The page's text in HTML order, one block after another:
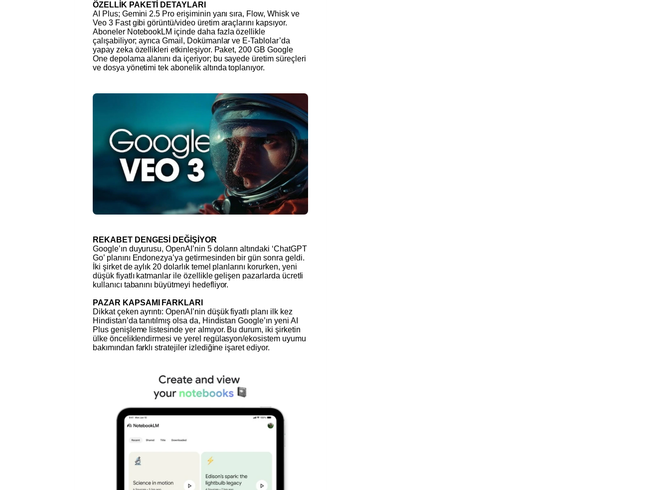
ÖZELLİK PAKETİ DETAYLARI
AI Plus; Gemini 2.5 Pro erişiminin yanı sıra, Flow, Whisk ve
Veo 3 Fast gibi görüntü/video üretim araçlarını kapsıyor.
Aboneler NotebookLM içinde daha fazla özellikle
çalışabiliyor; ayrıca Gmail, Dokümanlar ve E-Tablolar’da
yapay zeka özellikleri etkinleşiyor. Paket, 200 GB Google
One depolama alanını da içeriyor; bu sayede üretim süreçleri
ve dosya yönetimi tek abonelik altında toplanıyor.
REKABET DENGESİ DEĞİŞİYOR
Google’ın duyurusu, OpenAI’nin 5 doların altındaki ‘ChatGPT
Go’ planını Endonezya’ya getirmesinden bir gün sonra geldi.
İki şirket de aylık 20 dolarlık temel planlarını korurken, yeni
düşük fiyatlı katmanlar ile özellikle gelişen pazarlarda ücretli
kullanıcı tabanını büyütmeyi hedefliyor.
PAZAR KAPSAMI FARKLARI
Dikkat çeken ayrıntı: OpenAI’nin düşük fiyatlı planı ilk kez
Hindistan’da tanıtılmış olsa da, Hindistan Google’ın yeni AI
Plus genişleme listesinde yer almıyor. Bu durum, iki şirketin
ülke önceliklendirmesi ve yerel regülasyon/ekosistem uyumu
bakımından farklı stratejiler izlediğine işaret ediyor.